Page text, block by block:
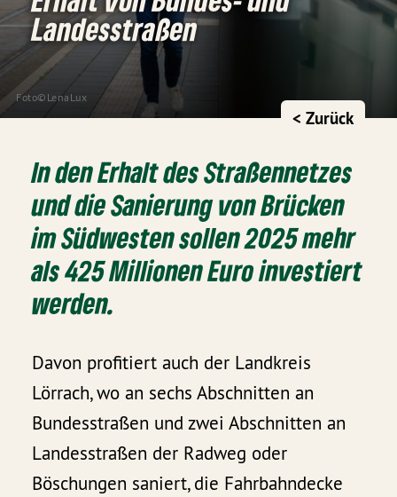
Foto©LenaLux
Landesstraßen
< Zurück
In den Erhalt des Straßennetzes
und die Sanierung von Brücken
im Südwesten sollen 2025 mehr
als 425 Millionen Euro investiert
werden.
Davon profitiert auch der Landkreis
Lörrach, wo an sechs Abschnitten an
Bundesstraßen und zwei Abschnitten an
Landesstraßen der Radweg oder
Böschungen saniert, die Fahrbahndecke